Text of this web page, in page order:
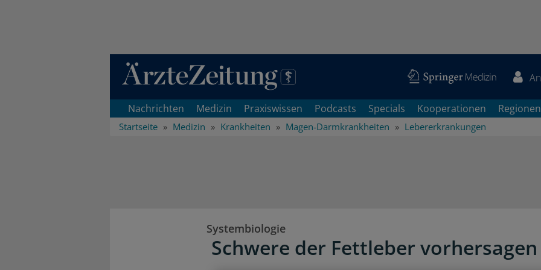
Direkt zum Inhaltsbereich
Nachrichten Medizin Praxiswissen Podcasts Specials Kooperationen Regionen
Startseite Medizin Krankheiten Magen-Darmkrankheiten Lebererkrankungen
Systembiologie
Schwere der Fettleber vorhersagen